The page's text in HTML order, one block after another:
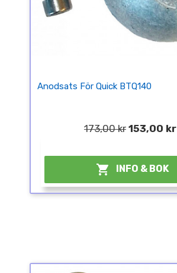
Anodsats För Quick BTQ140
173,00 kr 153,00 kr
 INFO & BOK